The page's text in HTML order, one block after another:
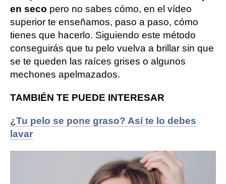
en seco pero no sabes cómo, en el vídeo
superior te enseñamos, paso a paso, cómo
tienes que hacerlo. Siguiendo este método
conseguirás que tu pelo vuelva a brillar sin que
se te queden las raíces grises o algunos
mechones apelmazados.
TAMBIÉN TE PUEDE INTERESAR
¿Tu pelo se pone graso? Así te lo debes
lavar